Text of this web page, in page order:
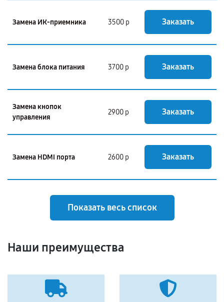
Замена ИК-приемника 3500 р Заказать
Замена блока питания 3700 р Заказать
Замена кнопок
управления
2900 р Заказать
Замена HDMI порта 2600 р Заказать
Показать весь список
Наши преимущества